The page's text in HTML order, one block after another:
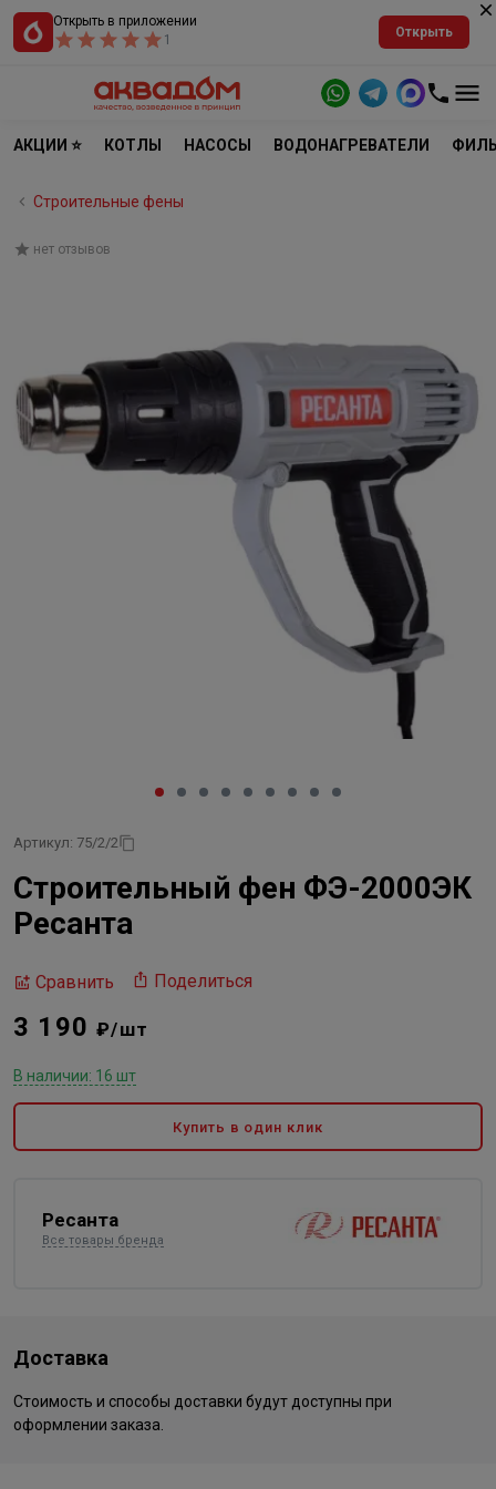
Открыть в приложении
1
Открыть
АКЦИИ ⭐ КОТЛЫ НАСОСЫ ВОДОНАГРЕВАТЕЛИ
Строительные фены
нет отзывов
Артикул: 75/2/2
Строительный фен ФЭ-2000ЭК
Ресанта
Сравнить Поделиться
3 190₽/шт
В наличии: 16 шт
Купить в один клик
Ресанта
Все товары бренда
Доставка
Стоимость и способы доставки будут доступны при
оформлении заказа.